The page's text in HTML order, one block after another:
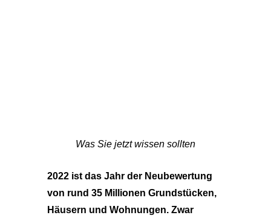
Was Sie jetzt wissen sollten
2022 ist das Jahr der Neubewertung
von rund 35 Millionen Grundstücken,
Häusern und Wohnungen. Zwar